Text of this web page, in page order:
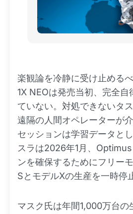
楽観論を冷静に受け止める
1X NEOは発売当初、完全自
ていない。対処できないタ
遠隔の人間オペレーターが
セッションは学習データと
スラは2026年1月、
ンを確保するためにフリー
SとモデルXの生産を一時停
マスク氏は年間1,000万台の